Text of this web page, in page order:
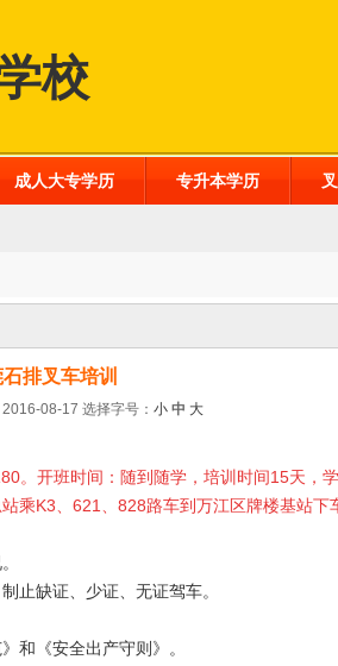
校
成人大专学历 专升本学历
排叉车培训
08-17 选择字号： 小 中 大
。开班时间：随到随学，培训时间15天，
乘K3、621、828路车到万江区牌楼基站下
缺证、少证、无证驾车。
《安全出产守则》。